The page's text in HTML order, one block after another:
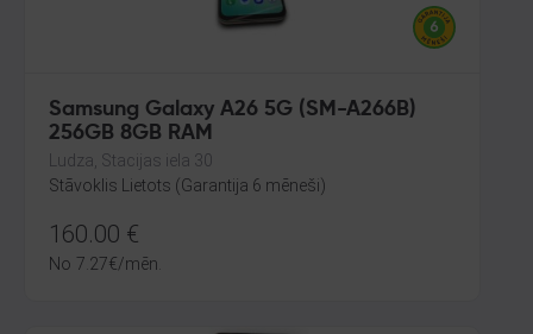
Samsung Galaxy A26 5G (SM-A266B)
256GB 8GB RAM
Ludza, Stacijas iela 30
Stāvoklis Lietots (Garantija 6 mēneši)
160.00 €
No 7.27€/mēn.